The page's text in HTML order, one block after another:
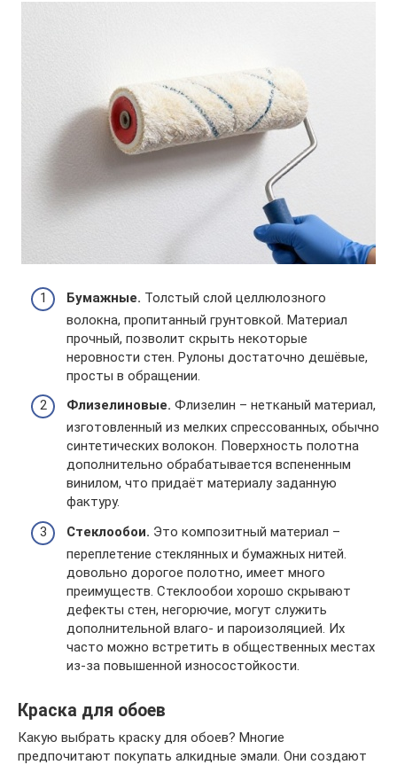
Бумажные. Толстый слой целлюлозного
волокна, пропитанный грунтовкой. Материал
прочный, позволит скрыть некоторые
неровности стен. Рулоны достаточно дешёвые,
просты в обращении.
Флизелиновые. Флизелин – нетканый материал,
изготовленный из мелких спрессованных, обычно
синтетических волокон. Поверхность полотна
дополнительно обрабатывается вспененным
винилом, что придаёт материалу заданную
фактуру.
Стеклообои. Это композитный материал –
переплетение стеклянных и бумажных нитей.
довольно дорогое полотно, имеет много
преимуществ. Стеклообои хорошо скрывают
дефекты стен, негорючие, могут служить
дополнительной влаго- и пароизоляцией. Их
часто можно встретить в общественных местах
из-за повышенной износостойкости.
Краска для обоев
Какую выбрать краску для обоев? Многие
предпочитают покупать алкидные эмали. Они создают